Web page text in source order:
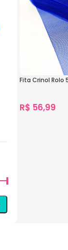
Fita Crinol
R$ 56,99